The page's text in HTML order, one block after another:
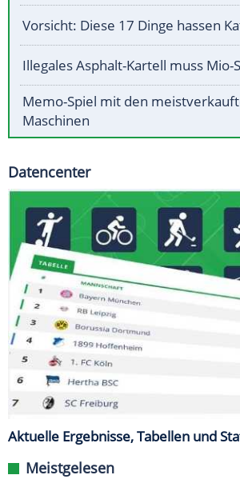
Vorsicht: Diese 17 Dinge hassen
Illegales Asphalt-Kartell muss Mio-
Memo-Spiel mit den
Maschinen
Datencenter
Aktuelle Ergebnisse, Tabellen und
Meistgelesen